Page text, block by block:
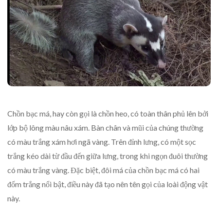
Chồn bạc má, hay còn gọi là chồn heo, có toàn thân phủ lên bởi
lớp bộ lông màu nâu xám. Bàn chân và mũi của chúng thường
có màu trắng xám hơi ngã vàng. Trên đỉnh lưng, có một sọc
trắng kéo dài từ đầu đến giữa lưng, trong khi ngọn đuôi thường
có màu trắng vàng. Đặc biệt, đôi má của chồn bạc má có hai
đốm trắng nổi bật, điều này đã tạo nên tên gọi của loài động vật
này.